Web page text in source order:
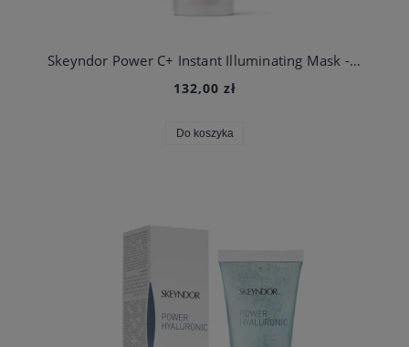
Skeyndor Power C+ Instant Illuminating Mask - maska rozświetlająca - 50ml
132,00 zł
Do koszyka